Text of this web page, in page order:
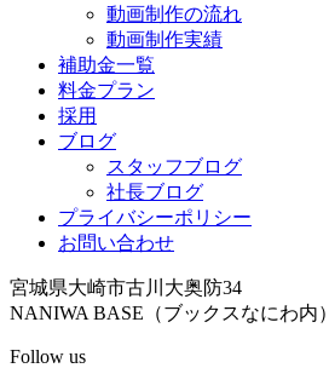
動画制作の流れ
動画制作実績
補助金一覧
料金プラン
採用
ブログ
スタッフブログ
社長ブログ
プライバシーポリシー
お問い合わせ
宮城県大崎市古川大奥防34
NANIWA BASE（ブックスなにわ内）
Follow us